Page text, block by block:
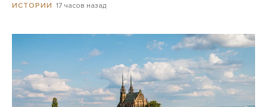
ИСТОРИИ 17 часов назад